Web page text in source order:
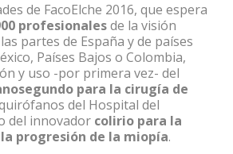
de FacoElche 2016, que espera
profesionalesde la visión
partes de España y de países
Países Bajos o Colombia,
y uso -por primera vez- del
para la cirugía de
del Hospital del
del innovador colirio para la
progresión de la miopía.